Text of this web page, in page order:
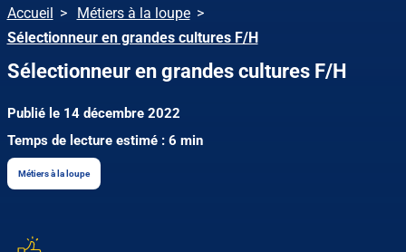
Accueil
Métiers à la loupe
Sélectionneur en grandes cultures F/H
Sélectionneur en grandes cultures F/H
Publié le 14 décembre 2022
Temps de lecture estimé : 6 min
Métiers à la loupe